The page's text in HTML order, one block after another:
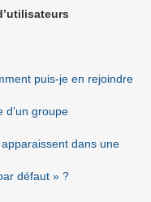
puis-je en rejoindre
d’un groupe
dans une
défaut » ?